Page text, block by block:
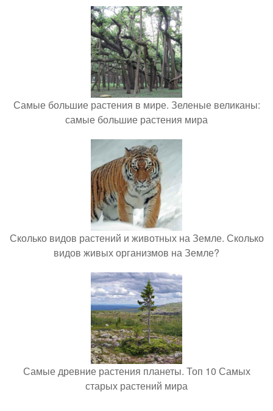
Самые большие растения в мире. Зеленые великаны:
самые большие растения мира
Сколько видов растений и животных на Земле. Сколько
видов живых организмов на Земле?
Самые древние растения планеты. Топ 10 Самых
старых растений мира